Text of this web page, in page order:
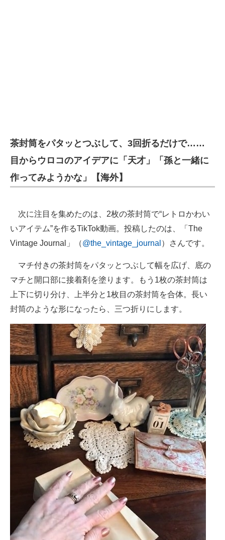
茶封筒をパタッとつぶして、3回折るだけで……
目からウロコのアイデアに「天才」「孫と一緒に
作ってみようかな」【海外】
次に注目を集めたのは、2枚の茶封筒で“レトロかわい
いアイテム”を作るTikTok動画。投稿したのは、「The
Vintage Journal」（@the_vintage_journal ）さんです。
マチ付きの茶封筒をパタッとつぶして幅を広げ、底の
マチと開口部に接着剤を塗ります。もう1枚の茶封筒は
上下に切り分け、上半分と1枚目の茶封筒を合体。長い
封筒のような形になったら、三つ折りにします。